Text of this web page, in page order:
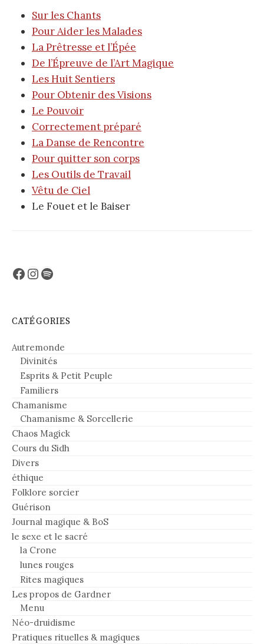
Sur les Chants
Pour Aider les Malades
La Prêtresse et l’Épée
De l’Épreuve de l’Art Magique
Les Huit Sentiers
Pour Obtenir des Visions
Le Pouvoir
Correctement préparé
La Danse de Rencontre
Pour quitter son corps
Les Outils de Travail
Vêtu de Ciel
Le Fouet et le Baiser
Facebook
Instagram
Spotify
CATÉGORIES
Autremonde
Divinités
Esprits & Petit Peuple
Familiers
Chamanisme
Chamanisme & Sorcellerie
Chaos Magick
Cours du Sidh
Divers
éthique
Folklore sorcier
Guérison
Journal magique & BoS
le sexe et le sacré
la Crone
lunes rouges
Rites magiques
Les propos de Gardner
Menu
Néo-druidisme
Pratiques rituelles & magiques